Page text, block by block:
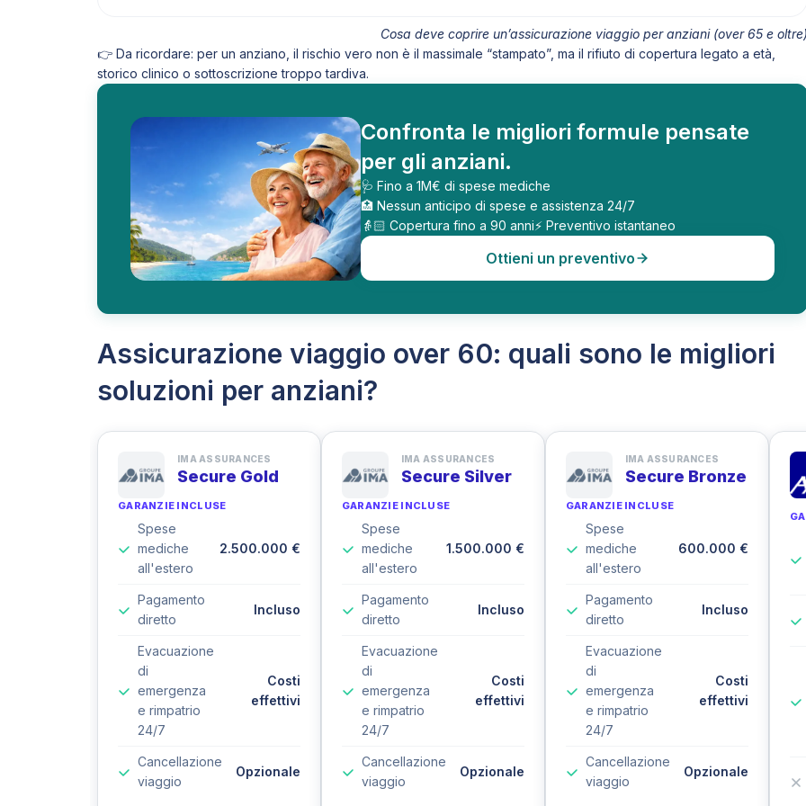
Cosa deve coprire un’assicurazione viaggio per anziani (over 65 e
👉 Da ricordare: per un anziano, il rischio vero non è il massimale “stampato”, ma il rifiuto di copertura legato a età,
storico clinico o sottoscrizione troppo tardiva.
Confronta le migliori formule pensate
per gli anziani.
🩺 Fino a 1M€ di spese mediche
🏥 Nessun anticipo di spese e assistenza 24/7
👵🏻 Copertura fino a 90 anni⚡ Preventivo istantaneo
Ottieni un preventivo
Assicurazione viaggio over 60: quali sono le migliori
soluzioni per anziani?
IMA ASSURANCES
Secure Gold
GARANZIE INCLUSE
Spese
mediche
all'estero
2.500.000 €
Pagamento
diretto
Incluso
Evacuazione
di
emergenza
e rimpatrio
24/7
Costi
effettivi
Cancellazione
viaggio
Opzionale
IMA ASSURANCES
Secure Silver
GARANZIE INCLUSE
Spese
mediche
all'estero
1.500.000 €
Pagamento
diretto
Incluso
Evacuazione
di
emergenza
e rimpatrio
24/7
Costi
effettivi
Cancellazione
viaggio
Opzionale
IMA ASSURANCES
Secure Bronze
GARANZIE INCLUSE
Spese
mediche
all'estero
600.000 €
Pagamento
diretto
Incluso
Evacuazione
di
emergenza
e rimpatrio
24/7
Costi
effettivi
Cancellazione
viaggio
Opzionale